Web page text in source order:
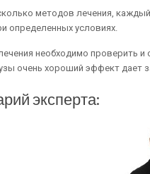
методов лечения,
определенных условиях.
необходимо проверить
очень хороший эффект дает
эксперта: